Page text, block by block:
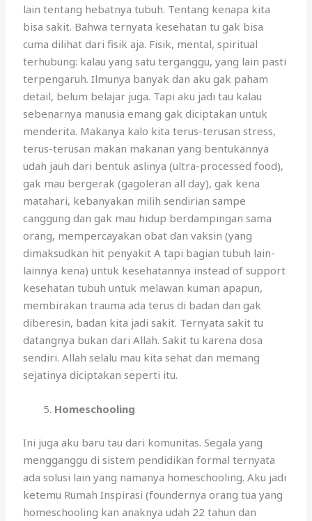
lain tentang hebatnya tubuh. Tentang kenapa kita
bisa sakit. Bahwa ternyata kesehatan tu gak bisa
cuma dilihat dari fisik aja. Fisik, mental, spiritual
terhubung: kalau yang satu terganggu, yang lain pasti
terpengaruh. Ilmunya banyak dan aku gak paham
detail, belum belajar juga. Tapi aku jadi tau kalau
sebenarnya manusia emang gak diciptakan untuk
menderita. Makanya kalo kita terus-terusan stress,
terus-terusan makan makanan yang bentukannya
udah jauh dari bentuk aslinya (ultra-processed food),
gak mau bergerak (gagoleran all day), gak kena
matahari, kebanyakan milih sendirian sampe
canggung dan gak mau hidup berdampingan sama
orang, mempercayakan obat dan vaksin (yang
dimaksudkan hit penyakit A tapi bagian tubuh lain-
lainnya kena) untuk kesehatannya instead of support
kesehatan tubuh untuk melawan kuman apapun,
membirakan trauma ada terus di badan dan gak
diberesin, badan kita jadi sakit. Ternyata sakit tu
datangnya bukan dari Allah. Sakit tu karena dosa
sendiri. Allah selalu mau kita sehat dan memang
sejatinya diciptakan seperti itu.
Homeschooling
Ini juga aku baru tau dari komunitas. Segala yang
mengganggu di sistem pendidikan formal ternyata
ada solusi lain yang namanya homeschooling. Aku jadi
ketemu Rumah Inspirasi (foundernya orang tua yang
homeschooling kan anaknya udah 22 tahun dan